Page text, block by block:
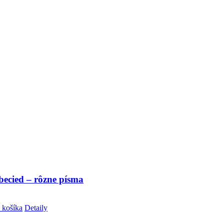
– rôzne písma
Detaily